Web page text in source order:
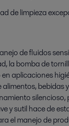
de limpieza
de fluidos
la bomba de
aplicaciones
bebidas
y sutil hace de
el manejo de